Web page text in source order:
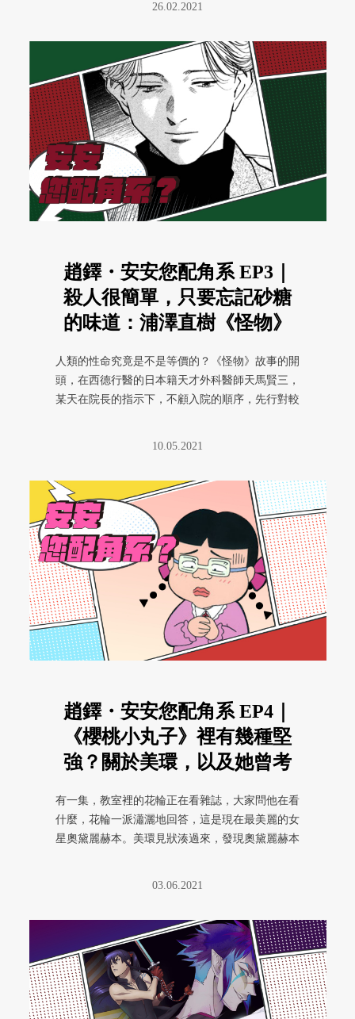
26.02.2021
趙鐸・安安您配角系 EP3｜
殺人很簡單，只要忘記砂糖
的味道：浦澤直樹《怪物》
人類的性命究竟是不是等價的？《怪物》故事的開
頭，在西德行醫的日本籍天才外科醫師天馬賢三，
某天在院長的指示下，不顧入院的順序，先行對較
10.05.2021
趙鐸・安安您配角系 EP4｜
《櫻桃小丸子》裡有幾種堅
強？關於美環，以及她曾考
有一集，教室裡的花輪正在看雜誌，大家問他在看
什麼，花輪一派瀟灑地回答，這是現在最美麗的女
星奧黛麗赫本。美環見狀湊過來，發現奧黛麗赫本
03.06.2021